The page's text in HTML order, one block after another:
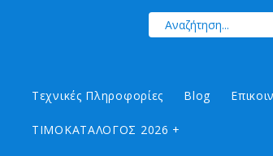
Τεχνικές Πληροφορίες Blog
ΤΙΜΟΚΑΤΑΛΟΓΟΣ 2026 +